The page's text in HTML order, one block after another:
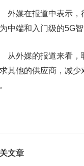
媒在报道中表示，行
中端和入门级的5G智
外媒的报道来看，联
其他的供应商，减
文章